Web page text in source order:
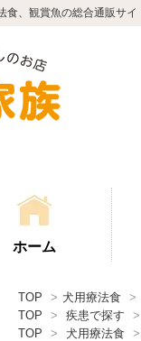
食、観賞魚の総合通販サイ
ホーム
TOP > 犬用療法食
>
TOP
> 疾患で探す
>
TOP
> 犬用療法食
>